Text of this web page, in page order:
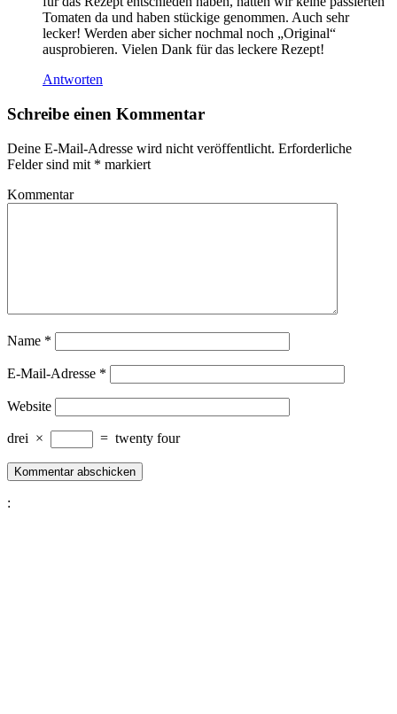
Tomaten da und haben stückige genommen. Auch sehr
lecker! Werden aber sicher nochmal noch „Original“
ausprobieren. Vielen Dank für das leckere Rezept!
Antworten
Schreibe einen Kommentar
Deine E-Mail-Adresse wird nicht veröffentlicht. Erforderliche
Felder sind mit * markiert
Kommentar
Name *
E-Mail-Adresse *
Website
drei × = twenty four
: